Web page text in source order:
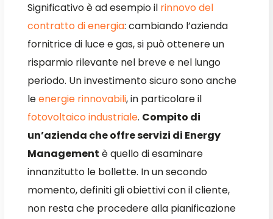
Significativo è ad esempio il rinnovo del
contratto di energia: cambiando l’azienda
fornitrice di luce e gas, si può ottenere un
risparmio rilevante nel breve e nel lungo
periodo. Un investimento sicuro sono anche
leenergie rinnovabili, in particolare il
fotovoltaico industriale. Compito di
un’azienda che offre servizi di Energy
Management è quello di esaminare
innanzitutto le bollette. In un secondo
momento, definiti gli obiettivi con il cliente,
non resta che procedere alla pianificazione